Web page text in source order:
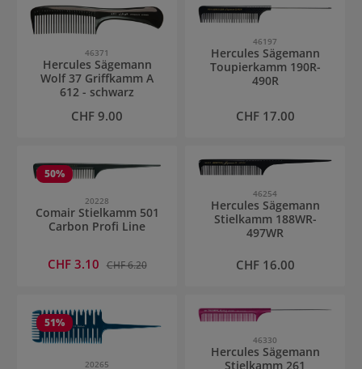
46371
Hercules Sägemann
Wolf 37 Griffkamm A
612 - schwarz
Regulärer Preis:
CHF 9.00
46197
Hercules Sägemann
Toupierkamm 190R-
490R
Regulärer Preis:
CHF 17.00
50%
20228
Comair Stielkamm 501
Carbon Profi Line
Verkaufspreis:
CHF 3.10 Regulärer Preis:
CHF 6.20
46254
Hercules Sägemann
Stielkamm 188WR-
497WR
Regulärer Preis:
CHF 16.00
51%
20265
46330
Hercules Sägemann
Stielkamm 261